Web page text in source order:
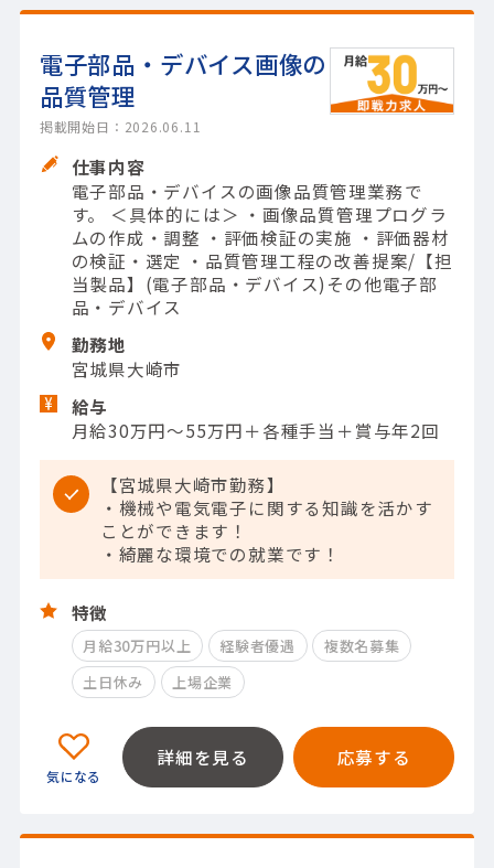
電子部品・デバイス画像の
品質管理
掲載開始日：2026.06.11
仕事内容
電子部品・デバイスの画像品質管理業務で
す。 ＜具体的には＞ ・画像品質管理プログラ
ムの作成・調整 ・評価検証の実施 ・評価器材
の検証・選定 ・品質管理工程の改善提案/【担
当製品】(電子部品・デバイス)その他電子部
品・デバイス
勤務地
宮城県大崎市
給与
月給30万円～55万円＋各種手当＋賞与年2回
【宮城県大崎市勤務】
・機械や電気電子に関する知識を活かす
ことができます！
・綺麗な環境での就業です！
特徴
月給30万円以上 経験者優遇
複数名募集
土日休み
上場企業
詳細を見る 応募する